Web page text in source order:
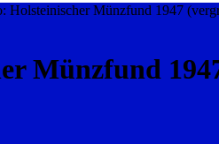
Holsteinischer Münzfund 1947
Münzfund